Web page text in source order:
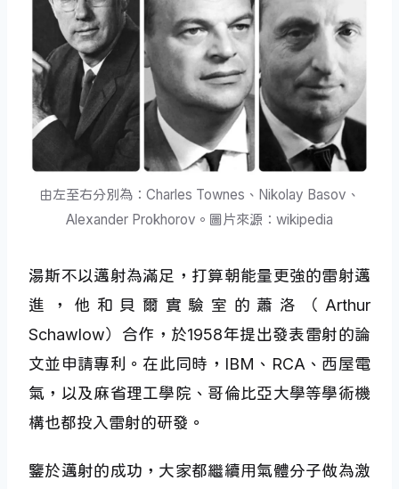
由左至右分別為：Charles Townes、Nikolay Basov、
Alexander Prokhorov。圖片來源：wikipedia
湯斯不以邁射為滿足，打算朝能量更強的雷射邁
進，他和貝爾實驗室的蕭洛（Arthur
Schawlow）合作，於1958年提出發表雷射的論
文並申請專利。在此同時，IBM、RCA、西屋電
氣，以及麻省理工學院、哥倫比亞大學等學術機
構也都投入雷射的研發。
鑒於邁射的成功，大家都繼續用氣體分子做為激